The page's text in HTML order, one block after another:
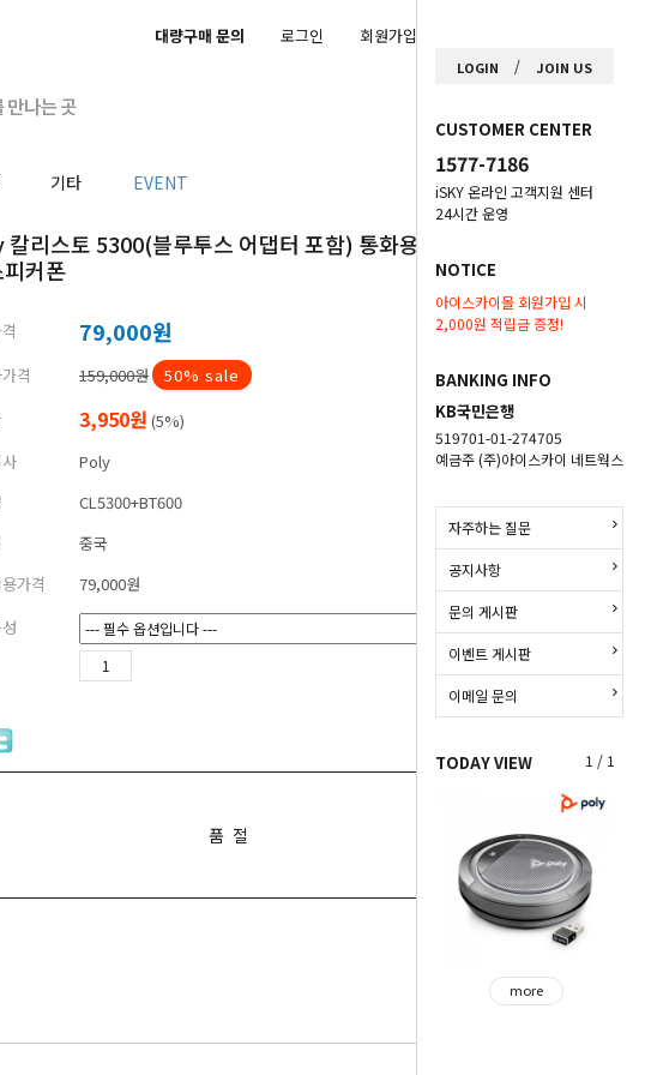
대량구매 문의 로그인 회원가입
기타 EVENT
LOGIN / JOIN US
CUSTOMER CENTER
1577-7186
iSKY 온라인 고객지원 센터
24시간 운영
NOTICE
아이스카이몰 회원가입 시
2,000원 적립금 증정!
BANKING INFO
KB국민은행
519701-01-274705
예금주 (주)아이스카이 네트웍스
자주하는 질문
공지사항
문의 게시판
이벤트 게시판
이메일 문의
TODAY VIEW 1 / 1
more
리스토 5300(블루투스 어댑터 포함) 통화용 블루투
커폰
79,000원
격 159,000원 50% sale
3,950원 (5%)
Poly
CL5300+BT600
중국
가격
79,000원
품 절